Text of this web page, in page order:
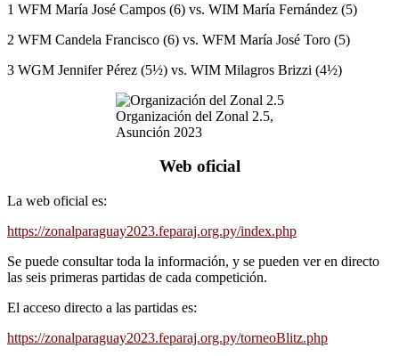
1 WFM María José Campos (6) vs. WIM María Fernández (5)
2 WFM Candela Francisco (6) vs. WFM María José Toro (5)
3 WGM Jennifer Pérez (5½) vs. WIM Milagros Brizzi (4½)
Organización del Zonal 2.5,
Asunción 2023
Web oficial
La web oficial es:
https://zonalparaguay2023.feparaj.org.py/index.php
Se puede consultar toda la información, y se pueden ver en directo
las seis primeras partidas de cada competición.
El acceso directo a las partidas es:
https://zonalparaguay2023.feparaj.org.py/torneoBlitz.php